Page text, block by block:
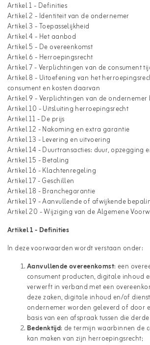
Artikel 1 - Definities
Artikel 2 - Identiteit van de ondernemer
Artikel 3 - Toepasselijkheid
Artikel 4 - Het aanbod
Artikel 5 - De overeenkomst
Artikel 6 - Herroepingsrecht
Artikel 7 - Verplichtingen van de consument
Artikel 8 - Uitoefening van het
consument en kosten daarvan
Artikel 9 - Verplichtingen van de
Artikel 10 - Uitsluiting herroepingsrecht
Artikel 11 - De prijs
Artikel 12 - Nakoming en extra garantie
Artikel 13 - Levering en uitvoering
Artikel 14 - Duurtransacties: duur, opzegging
Artikel 15 - Betaling
Artikel 16 - Klachtenregeling
Artikel 17 - Geschillen
Artikel 18 - Branchegarantie
Artikel 19 - Aanvullende of afwijkende
Artikel 20 - Wijziging van de Algemene
Artikel 1 - Definities
In deze voorwaarden wordt verstaan onder:
Aanvullende overeenkomst: een
consument producten, digitale inhoud
verwerft in verband met een
deze zaken, digitale inhoud en/of
ondernemer worden geleverd of door
basis van een afspraak tussen die
Bedenktijd: de termijn waarbinnen de
kan maken van zijn herroepingsrecht;